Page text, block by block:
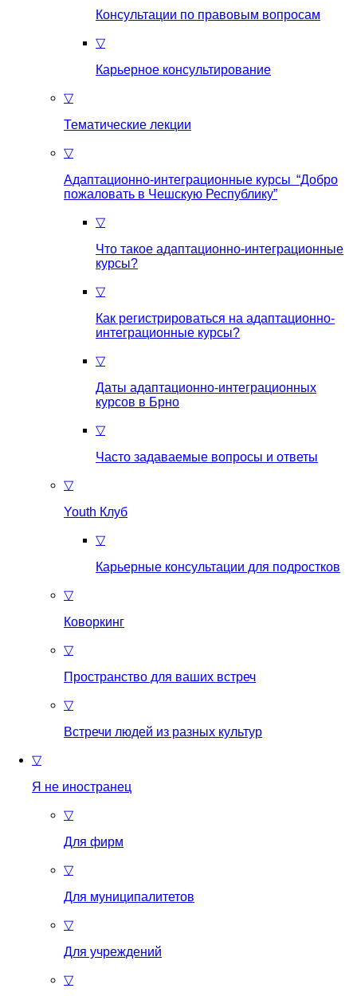
Консультации по правовым вопросам
▽
Карьерное консультирование
▽
Тематические лекции
▽
Адаптационно-интеграционные курсы “Добро
пожаловать в Чешскую Республику”
▽
Что такое aдаптационно-интеграционные
курсы?
▽
Как регистрироваться на aдаптационно-
интеграционные курсы?
▽
Даты адаптационно-интеграционных
курсов в Брно
▽
Часто задаваемые вопросы и ответы
▽
Youth Клуб
▽
Карьерные консультации для подростков
▽
Коворкинг
▽
Пространство для ваших встреч
▽
Встречи людей из разных культур
▽
Я не иностранец
▽
Для фирм
▽
Для муниципалитетов
▽
Для учреждений
▽